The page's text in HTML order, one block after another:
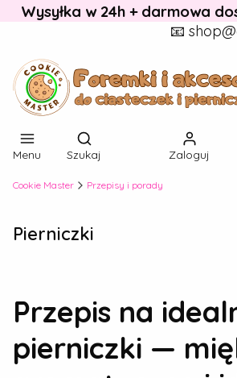
Wysyłka w 24h + darmowa
📧
Menu
Otwórz wyszukiwarkę
Szukaj Zaloguj
Cookie Master Przepisy i porady
Pierniczki
Przepis na
pierniczki —